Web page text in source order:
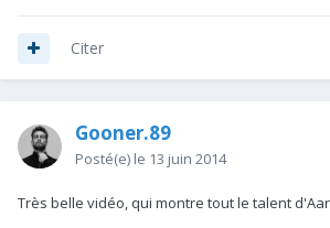
Citer
Gooner.89
Posté(e) le 13 juin 2014
Très belle vidéo, qui montre tout le talent